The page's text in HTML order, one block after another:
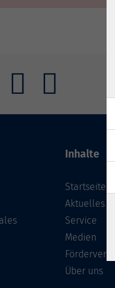
Inhalte
Startseite
Aktuelles
Service
Medien
Förderverein
Über uns